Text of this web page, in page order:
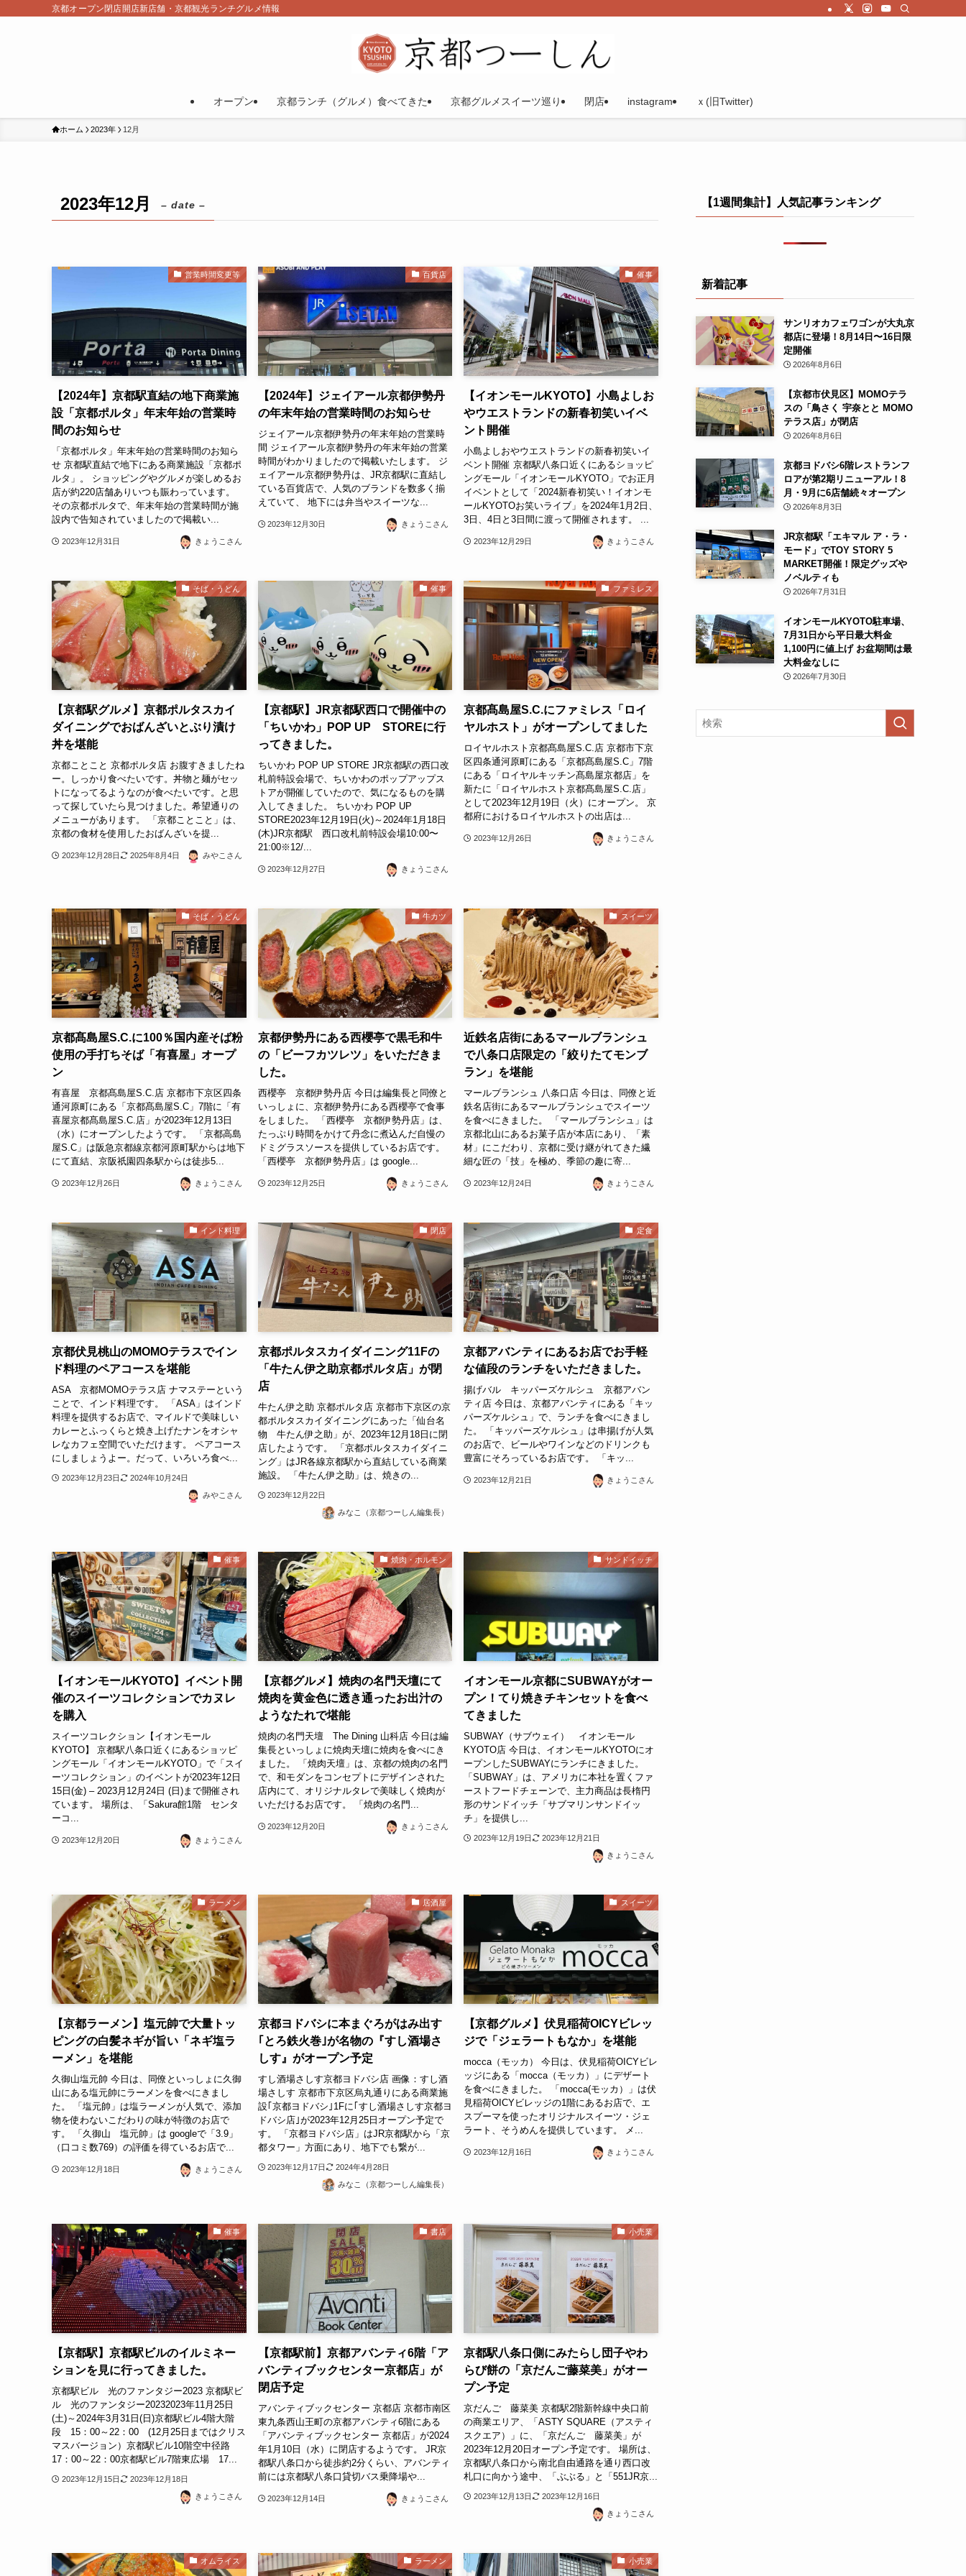
京都オープン閉店開店新店舗・京都観光ランチグルメ情報
オープン 京都ランチ（グルメ）食べてきた 京都グルメスイーツ巡り 閉店 instagram ｘ(旧Twitter)
ホーム 2023年 12月
2023年12月 – date –
営業時間変更等
【2024年】京都駅直結の地下商業施
設「京都ポルタ」年末年始の営業時
間のお知らせ
「京都ポルタ」年末年始の営業時間のお知ら
せ 京都駅直結で地下にある商業施設「京都ポ
ルタ」。 ショッピングやグルメが楽しめるお
店が約220店舗ありいつも賑わっています。
その京都ポルタで、年末年始の営業時間が施
設内で告知されていましたので掲載い...
2023年12月31日 きょうこさん
百貨店
【2024年】ジェイアール京都伊勢丹
の年末年始の営業時間のお知らせ
ジェイアール京都伊勢丹の年末年始の営業時
間 ジェイアール京都伊勢丹の年末年始の営業
時間がわかりましたので掲載いたします。 ジ
ェイアール京都伊勢丹は、JR京都駅に直結し
ている百貨店で、人気のブランドを数多く揃
えていて、 地下には弁当やスイーツな...
2023年12月30日 きょうこさん
催事
【イオンモールKYOTO】小島よしお
やウエストランドの新春初笑いイベ
ント開催
小島よしおやウエストランドの新春初笑いイ
ベント開催 京都駅八条口近くにあるショッピ
ングモール「イオンモールKYOTO」でお正月
イベントとして「2024新春初笑い！イオンモ
ールKYOTOお笑いライブ」を2024年1月2日、
3日、4日と3日間に渡って開催されます。 ...
2023年12月29日 きょうこさん
そば・うどん
【京都駅グルメ】京都ポルタスカイ
ダイニングでおばんざいとぶり漬け
丼を堪能
京都ことこと 京都ポルタ店 お腹すきましたね
ー。しっかり食べたいです。丼物と麺がセッ
トになってるようなのが食べたいです。と思
って探していたら見つけました。希望通りの
メニューがあります。 「京都ことこと」は、
京都の食材を使用したおばんざいを提...
2023年12月28日 2025年8月4日 みやこさん
催事
【京都駅】JR京都駅西口で開催中の
「ちいかわ」POP UP STOREに行
ってきました。
ちいかわ POP UP STORE JR京都駅の西口改
札前特設会場で、ちいかわのポップアップス
トアが開催していたので、気になるものを購
入してきました。 ちいかわ POP UP
STORE2023年12月19日(火)～2024年1月18日
(木)JR京都駅 西口改札前特設会場10:00〜
21:00※12/...
2023年12月27日 きょうこさん
ファミレス
京都髙島屋S.C.にファミレス「ロイ
ヤルホスト」がオープンしてました
ロイヤルホスト京都髙島屋S.C.店 京都市下京
区四条通河原町にある「京都髙島屋S.C」7階
にある「ロイヤルキッチン髙島屋京都店」を
新たに「ロイヤルホスト京都髙島屋S.C.店」
として2023年12月19日（火）にオープン。 京
都府におけるロイヤルホストの出店は...
2023年12月26日 きょうこさん
そば・うどん
京都髙島屋S.C.に100％国内産そば粉
使用の手打ちそば「有喜屋」オープ
ン
有喜屋 京都髙島屋S.C.店 京都市下京区四条
通河原町にある「京都髙島屋S.C」7階に「有
喜屋京都髙島屋S.C.店」が2023年12月13日
（水）にオープンしたようです。 「京都高島
屋S.C」は阪急京都線京都河原町駅からは地下
にて直結、京阪祇園四条駅からは徒歩5...
2023年12月26日 きょうこさん
牛カツ
京都伊勢丹にある西櫻亭で黒毛和牛
の「ビーフカツレツ」をいただきま
した。
西櫻亭 京都伊勢丹店 今日は編集長と同僚と
いっしょに、京都伊勢丹にある西櫻亭で食事
をしました。 「西櫻亭 京都伊勢丹店」は、
たっぷり時間をかけて丹念に煮込んだ自慢の
ドミグラスソースを提供しているお店です。
「西櫻亭 京都伊勢丹店」は google...
2023年12月25日 きょうこさん
スイーツ
近鉄名店街にあるマールブランシュ
で八条口店限定の「絞りたてモンブ
ラン」を堪能
マールブランシュ 八条口店 今日は、同僚と近
鉄名店街にあるマールブランシュでスイーツ
を食べにきました。 「マールブランシュ」は
京都北山にあるお菓子店が本店にあり、「素
材」にこだわり、京都に受け継がれてきた繊
細な匠の「技」を極め、季節の趣に寄...
2023年12月24日 きょうこさん
インド料理
京都伏見桃山のMOMOテラスでイン
ド料理のペアコースを堪能
ASA 京都MOMOテラス店 ナマステーという
ことで、インド料理です。 「ASA」はインド
料理を提供するお店で、マイルドで美味しい
カレーとふっくらと焼き上げたナンをオシャ
レなカフェ空間でいただけます。 ペアコース
にしましょうよー。だって、いろいろ食べ...
2023年12月23日 2024年10月24日
みやこさん
閉店
京都ポルタスカイダイニング11Fの
「牛たん伊之助京都ポルタ店」が閉
店
牛たん伊之助 京都ポルタ店 京都市下京区の京
都ポルタスカイダイニングにあった「仙台名
物 牛たん伊之助」が、2023年12月18日に閉
店したようです。 「京都ポルタスカイダイニ
ング」はJR各線京都駅から直結している商業
施設。 「牛たん伊之助」は、焼きの...
2023年12月22日
みなこ（京都つーしん編集長）
定食
京都アバンティにあるお店でお手軽
な値段のランチをいただきました。
揚げバル キッパーズケルシュ 京都アバン
ティ店 今日は、京都アバンティにある「キッ
パーズケルシュ」で、ランチを食べにきまし
た。 「キッパーズケルシュ」は串揚げが人気
のお店で、ビールやワインなどのドリンクも
豊富にそろっているお店です。 「キッ...
2023年12月21日 きょうこさん
催事
【イオンモールKYOTO】イベント開
催のスイーツコレクションでカヌレ
を購入
スイーツコレクション【イオンモール
KYOTO】 京都駅八条口近くにあるショッピ
ングモール「イオンモールKYOTO」で「スイ
ーツコレクション」のイベントが2023年12日
15日(金) – 2023月12月24日 (日)まで開催され
ています。 場所は、「Sakura館1階 センタ
ーコ...
2023年12月20日 きょうこさん
焼肉・ホルモン
【京都グルメ】焼肉の名門天壇にて
焼肉を黄金色に透き通ったお出汁の
ようなたれで堪能
焼肉の名門天壇 The Dining 山科店 今日は編
集長といっしょに焼肉天壇に焼肉を食べにき
ました。 「焼肉天壇」は、京都の焼肉の名門
で、和モダンをコンセプトにデザインされた
店内にて、オリジナルタレで美味しく焼肉が
いただけるお店です。 「焼肉の名門...
2023年12月20日 きょうこさん
サンドイッチ
イオンモール京都にSUBWAYがオー
プン！てり焼きチキンセットを食べ
てきました
SUBWAY（サブウェイ） イオンモール
KYOTO店 今日は、イオンモールKYOTOにオ
ープンしたSUBWAYにランチにきました。
「SUBWAY」は、アメリカに本社を置くファ
ーストフードチェーンで、主力商品は長楕円
形のサンドイッチ「サブマリンサンドイッ
チ」を提供し...
2023年12月19日 2023年12月21日
きょうこさん
ラーメン
【京都ラーメン】塩元帥で大量トッ
ピングの白髪ネギが旨い「ネギ塩ラ
ーメン」を堪能
久御山塩元帥 今日は、同僚といっしょに久御
山にある塩元帥にラーメンを食べにきまし
た。 「塩元帥」は塩ラーメンが人気で、添加
物を使わないこだわりの味が特徴のお店で
す。 「久御山 塩元帥」は googleで「3.9」
（口コミ数769）の評価を得ているお店で...
2023年12月18日 きょうこさん
居酒屋
京都ヨドバシに本まぐろがはみ出す
｢とろ鉄火巻｣が名物の『すし酒場さ
しす』がオープン予定
すし酒場さしす京都ヨドバシ店 画像：すし酒
場さしす 京都市下京区烏丸通りにある商業施
設｢京都ヨドバシ｣1Fに｢すし酒場さしす京都ヨ
ドバシ店｣が2023年12月25日オープン予定で
す。 「京都ヨドバシ店」はJR京都駅から「京
都タワー」方面にあり、地下でも繋が...
2023年12月17日 2024年4月28日
みなこ（京都つーしん編集長）
スイーツ
【京都グルメ】伏見稲荷OICYビレッ
ジで「ジェラートもなか」を堪能
mocca（モッカ） 今日は、伏見稲荷OICYビレ
ッジにある「mocca（モッカ）」にデザート
を食べにきました。 「mocca(モッカ）」は伏
見稲荷OICYビレッジの1階にあるお店で、エ
スプーマを使ったオリジナルスイーツ・ジェ
ラート、そうめんを提供しています。 メ...
2023年12月16日 きょうこさん
催事
【京都駅】京都駅ビルのイルミネー
ションを見に行ってきました。
京都駅ビル 光のファンタジー2023 京都駅ビ
ル 光のファンタジー20232023年11月25日
(土)～2024年3月31日(日)京都駅ビル4階大階
段 15：00～22：00 (12月25日まではクリス
マスバージョン）京都駅ビル10階空中径路
17：00～22：00京都駅ビル7階東広場 17...
2023年12月15日 2023年12月18日
きょうこさん
書店
【京都駅前】京都アバンティ6階「ア
バンティブックセンター京都店」が
閉店予定
アバンティブックセンター 京都店 京都市南区
東九条西山王町の京都アバンティ6階にある
「アバンティブックセンター 京都店」が2024
年1月10日（水）に閉店するようです。 JR京
都駅八条口から徒歩約2分くらい、アバンティ
前には京都駅八条口貸切バス乗降場や...
2023年12月14日 きょうこさん
小売業
京都駅八条口側にみたらし団子やわ
らび餅の「京だんご藤菜美」がオー
プン予定
京だんご 藤菜美 京都駅2階新幹線中央口前
の商業エリア、「ASTY SQUARE（アスティ
スクエア）」に、「京だんご 藤菜美」が
2023年12月20日オープン予定です。 場所は、
京都駅八条口から南北自由通路を通り西口改
札口に向かう途中、「ぶぶる」と「551JR京...
2023年12月13日 2023年12月16日
きょうこさん
オムライス ラーメン 小売業
【1週間集計】人気記事ランキング
新着記事
サンリオカフェワゴンが大丸京
都店に登場！8月14日〜16日限
定開催
2026年8月6日
【京都市伏見区】MOMOテラ
スの「鳥さく 宇奈とと MOMO
テラス店」が閉店
2026年8月6日
京都ヨドバシ6階レストランフ
ロアが第2期リニューアル！8
月・9月に6店舗続々オープン
2026年8月3日
JR京都駅「エキマル ア・ラ・
モード」でTOY STORY 5
MARKET開催！限定グッズや
ノベルティも
2026年7月31日
イオンモールKYOTO駐車場、
7月31日から平日最大料金
1,100円に値上げ お盆期間は最
大料金なしに
2026年7月30日